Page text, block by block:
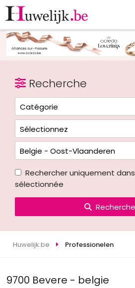
Recherche
Rechercher uniquement
sélectionnée
Huwelijk.be Professionelen
9700 Bevere - belgie